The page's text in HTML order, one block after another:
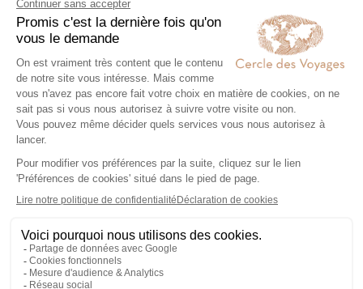
Expertise et co-
construction
Chez Cercle des Voyages,
100% personnalisables, en
collaboration étroite avec nos
voyageurs.